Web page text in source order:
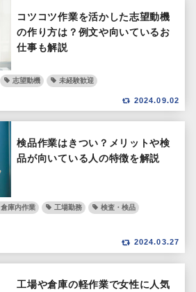
コツコツ作業を活かした志望動機
の作り方は？例文や向いているお
仕事も解説
志望動機 未経験歓迎
2024.09.02
検品作業はきつい？メリットや検
品が向いている人の特徴を解説
倉庫内作業 工場勤務
検査・検品
2024.03.27
工場や倉庫の軽作業で女性に人気